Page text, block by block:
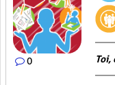
0 Toi,